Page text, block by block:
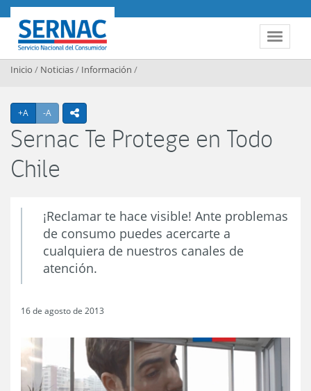
Contenido principal
Toggle
SERNAC
Inicio / Noticias/ Información /
+A Agrandar texto
-A Achicar textoicono compartir
Sernac Te Protege en Todo
Chile
¡Reclamar te hace visible! Ante problemas
de consumo puedes acercarte a
cualquiera de nuestros canales de
atención.
16 de agosto de 2013